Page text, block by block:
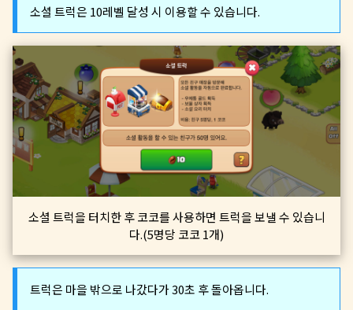
소셜 트럭은 10레벨 달성 시 이용할 수 있습니다.
소셜 트럭을 터치한 후 코코를 사용하면 트럭을 보낼 수 있습니
다.(5명당 코코 1개)
트럭은 마을 밖으로 나갔다가 30초 후 돌아옵니다.